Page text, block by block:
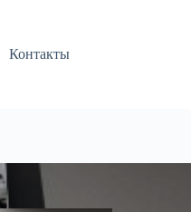
Контакты